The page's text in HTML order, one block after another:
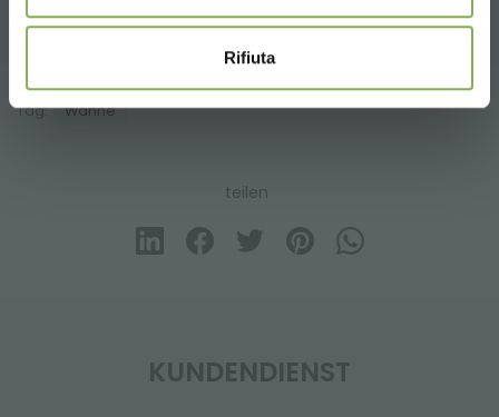
Rifiuta
Tag: Wanne
teilen
KUNDENDIENST